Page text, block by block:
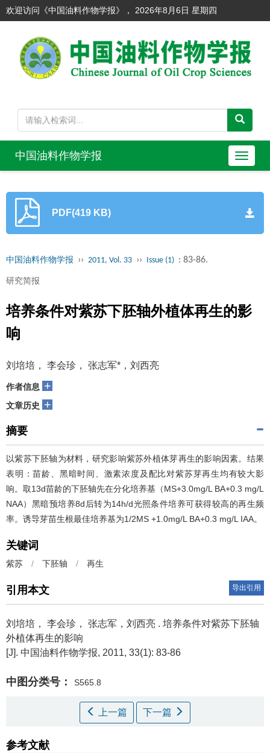
欢迎访问《中国油料作物学报》， 2026年8月6日 星期四
导
航
切
中国油料作物学报
PDF(419 KB)
中国油料作物学报 ›› 2011, Vol. 33 ›› Issue (1) : 83-86.
研究简报
培养条件对紫苏下胚轴外植体再生的影
响
刘培培， 李会珍， 张志军*，刘西亮
作者信息 +
文章历史 +
摘要
以紫苏下胚轴为材料，研究影响紫苏外植体芽再生的影响因素。结果
表明：苗龄、黑暗时间、激素浓度及配比对紫苏芽再生均有较大影
响。取13d苗龄的下胚轴先在分化培养基（MS+3.0mg/L BA+0.3 mg/L
NAA）黑暗预培养8d后转为14h/d光照条件培养可获得较高的再生频
率。诱导芽苗生根最佳培养基为1/2MS +1.0mg/L BA+0.3 mg/L IAA。
关键词
紫苏 / 下胚轴 / 再生
引用本文 导出引用
刘培培， 李会珍， 张志军，刘西亮 . 培养条件对紫苏下胚轴
外植体再生的影响
[J]. 中国油料作物学报, 2011, 33(1): 83-86
中图分类号： S565.8
上一篇 下一篇
参考文献